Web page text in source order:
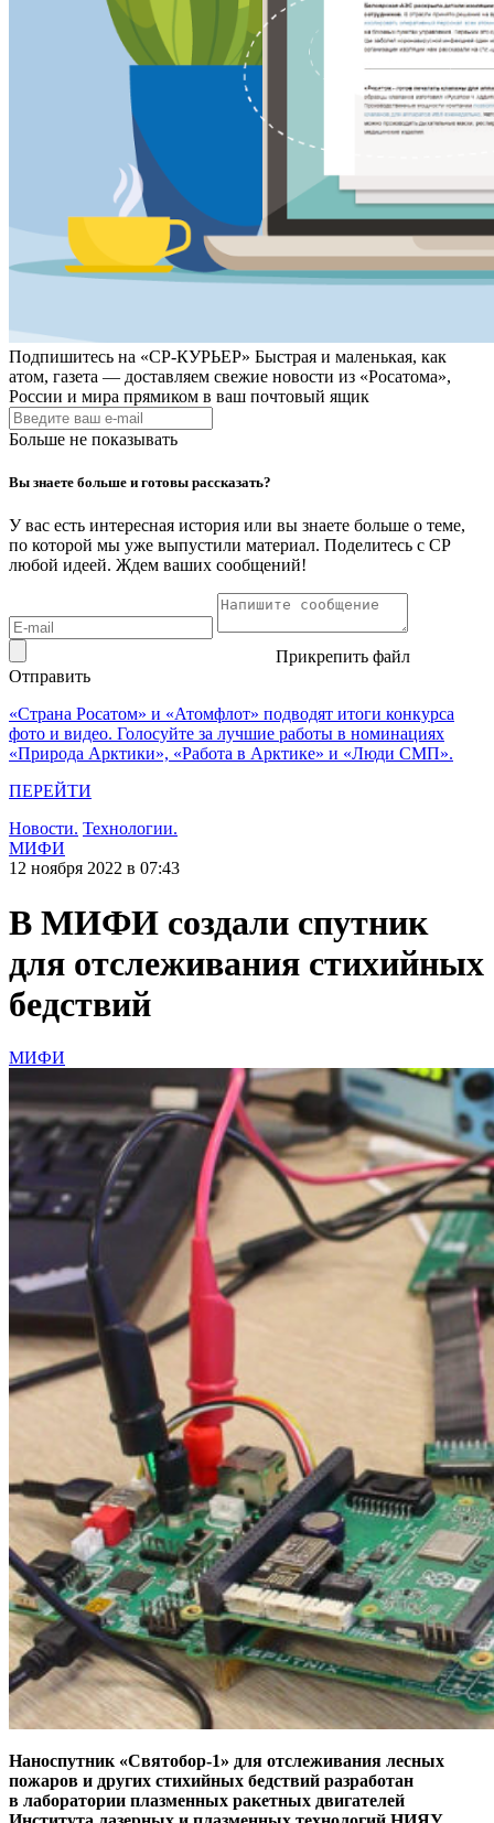
Подпишитесь на «СР-КУРЬЕР» Быстрая и маленькая, как
атом, газета — доставляем свежие новости из «Росатома»,
России и мира прямиком в ваш почтовый ящик
Больше не показывать
Вы знаете больше и готовы рассказать?
У вас есть интересная история или вы знаете больше о теме,
по которой мы уже выпустили материал. Поделитесь с СР
любой идеей. Ждем ваших сообщений!
Прикрепить файл
Отправить
«Страна Росатом» и «Атомфлот» подводят итоги конкурса
фото и видео. Голосуйте за лучшие работы в номинациях
«Природа Арктики», «Работа в Арктике» и «Люди СМП».
ПЕРЕЙТИ
Новости. Технологии.
МИФИ
12 ноября 2022 в 07:43
В МИФИ создали спутник
для отслеживания стихийных
бедствий
МИФИ
Наноспутник «Святобор‑1» для отслеживания лесных
пожаров и других стихийных бедствий разработан
в лаборатории плазменных ракетных двигателей